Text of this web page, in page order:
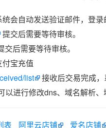
会自动发送验证邮件，登录
提交后需要等待审核。
交后需要等待审核。
付宝充值
list
接收后交易完成，
以进行修改dns、域名解析、
表 阿里云店铺 爱名店铺